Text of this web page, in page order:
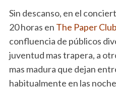
Sin descanso, en el
20 horas en The Paper Club
confluencia de públicos
juventud mas trapera, a
mas madura que dejan
habitualmente en las